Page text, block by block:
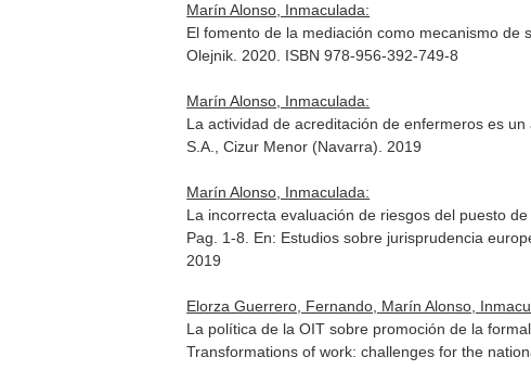
Marín Alonso, Inmaculada:
El fomento de la mediación como mecanismo de
Olejnik. 2020. ISBN 978-956-392-749-8
Marín Alonso, Inmaculada:
La actividad de acreditación de enfermeros es
S.A., Cizur Menor (Navarra). 2019
Marín Alonso, Inmaculada:
La incorrecta evaluación de riesgos del puesto
Pag. 1-8. En: Estudios sobre jurisprudencia
2019
Elorza Guerrero, Fernando, Marín Alonso,
La política de la OIT sobre promoción de la
Transformations of work: challenges for the